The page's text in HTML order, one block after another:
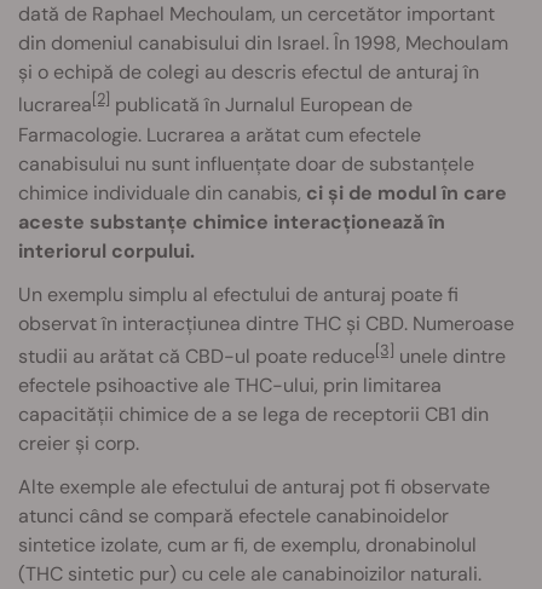
dată de Raphael Mechoulam, un cercetător important
din domeniul canabisului din Israel. În 1998, Mechoulam
și o echipă de colegi au descris efectul de anturaj în
lucrarea[2] publicată în Jurnalul European de
Farmacologie. Lucrarea a arătat cum efectele
canabisului nu sunt influențate doar de substanțele
chimice individuale din canabis, ci și de modul în care
aceste substanțe chimice interacționează în
interiorul corpului.
Un exemplu simplu al efectului de anturaj poate fi
observat în interacțiunea dintre THC și CBD. Numeroase
studii au arătat că CBD-ul poate reduce[3] unele dintre
efectele psihoactive ale THC-ului, prin limitarea
capacității chimice de a se lega de receptorii CB1 din
creier și corp.
Alte exemple ale efectului de anturaj pot fi observate
atunci când se compară efectele canabinoidelor
sintetice izolate, cum ar fi, de exemplu, dronabinolul
(THC sintetic pur) cu cele ale canabinoizilor naturali.